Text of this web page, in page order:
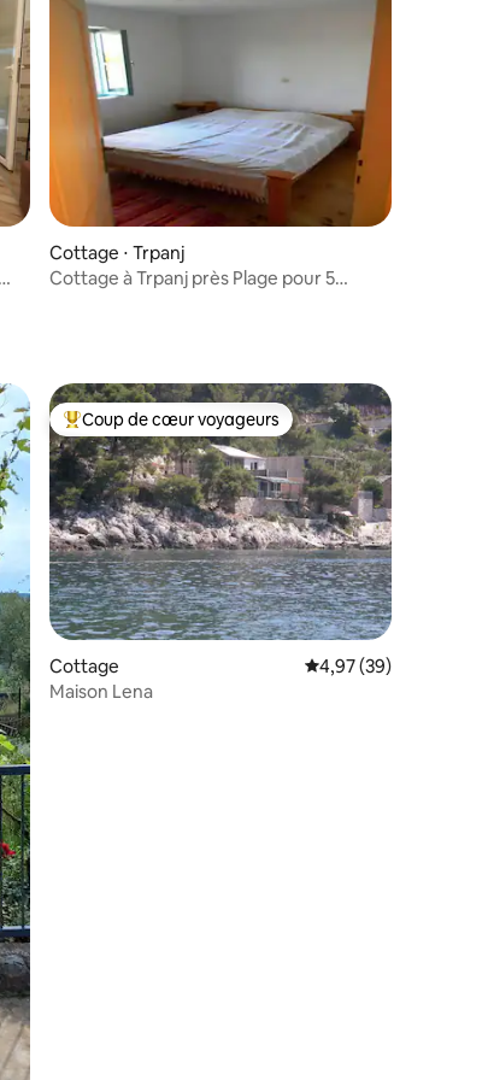
Cottage ⋅ Trpanj
Cottage à Trpanj près Plage pour 5
Coups de cœur voyageurs les plus appréciés
Coup de cœur voyageurs
Cottage Évaluation moyenne
4,97 (39)
Maison Lena